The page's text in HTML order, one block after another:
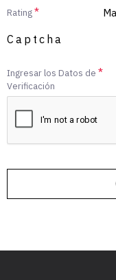
Rating
Captcha
Ingresar los Datos de
Verificación